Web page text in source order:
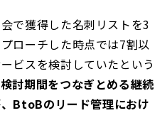
で獲得した名刺リストを3
ローチした時点では7割以
ビスを検討していたという
討期間をつなぎとめる継続
BtoBのリード管理におけ